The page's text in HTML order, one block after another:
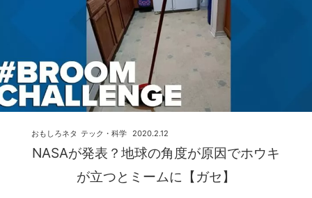
NASAが発表？地球の角度が原因でホウキ
が立つとミームに【ガセ】
2020.2.12
おもしろネタ テック・科学